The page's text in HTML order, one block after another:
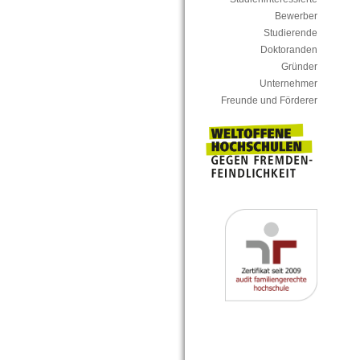
Bewerber
Studierende
Doktoranden
Gründer
Unternehmer
Freunde und Förderer